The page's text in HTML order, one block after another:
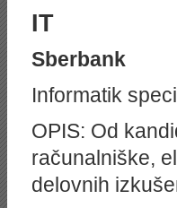
IT
Sberbank
Informatik
OPIS: Od
računalniške,
delovnih